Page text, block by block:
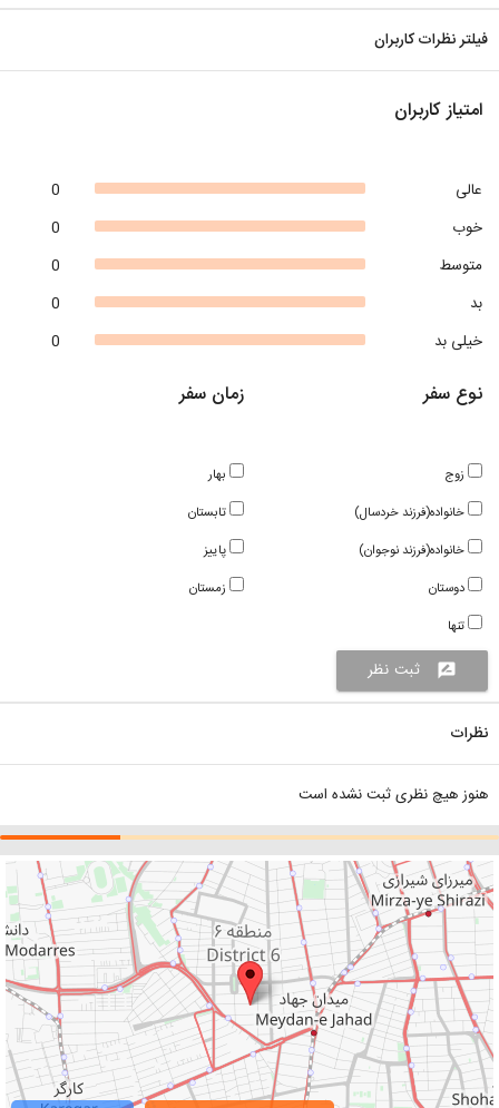
فیلتر نظرات کاربران
امتیاز کاربران
0
عالی
0
خوب
0
متوسط
0
بد
0
خیلی بد
زمان سفر
بهار
تابستان
پاییز
زمستان
نوع سفر
زوج
خانواده(فرزند خردسال)
خانواده(فرزند نوجوان)
دوستان
تنها
rate_review ثبت نظر
نظرات
هنوز هیچ نظری ثبت نشده است